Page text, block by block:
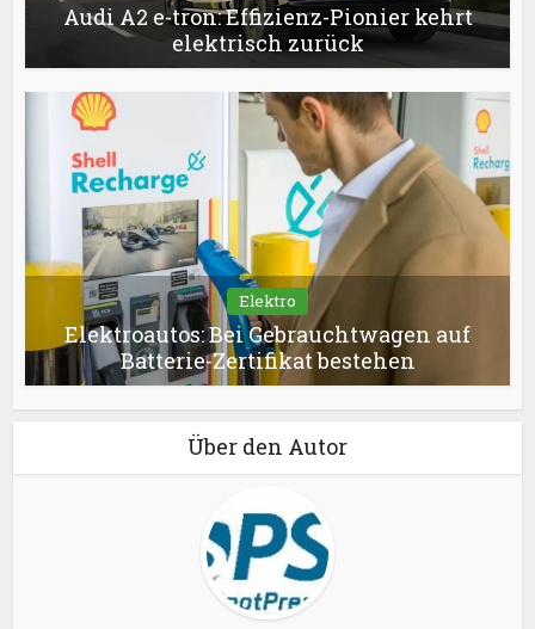
Audi A2 e-tron: Effizienz-Pionier kehrt
elektrisch zurück
Elektro
Elektroautos: Bei Gebrauchtwagen auf
Batterie-Zertifikat bestehen
Über den Autor